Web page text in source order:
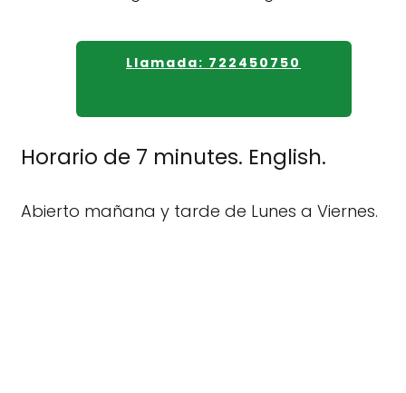
Llamada: 722450750
Horario de 7 minutes. English.
Abierto mañana y tarde de Lunes a Viernes.